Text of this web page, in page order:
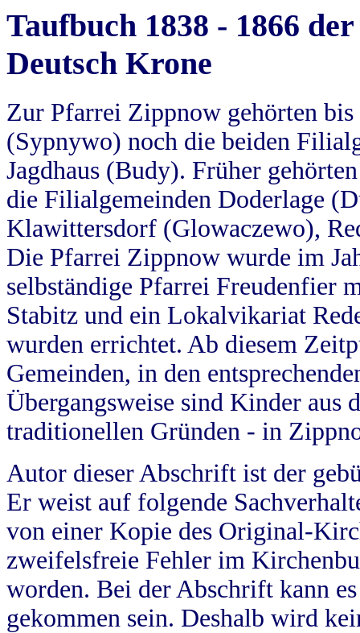
Taufbuch 1838 - 1866
Deutsch Krone
Zur Pfarrei Zippnow gehörten
(Sypnywo) noch die beiden
Jagdhaus (Budy). Früher
die Filialgemeinden Doderlage
Klawittersdorf (Glowaczewo),
Die Pfarrei Zippnow wurde im
selbständige Pfarrei Freudenfier
Stabitz und ein Lokalvikariat
wurden errichtet. Ab diesem
Gemeinden, in den
Übergangsweise sind Kinder aus
traditionellen Gründen - in
Autor dieser Abschrift ist der
Er weist auf folgende
von einer Kopie des Original-
zweifelsfreie Fehler im
worden. Bei der Abschrift kann
gekommen sein. Deshalb wird